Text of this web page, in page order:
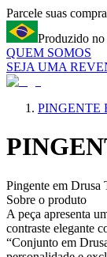
Parcele suas
Produzido
QUEM SOMOS
SEJA UMA
PINGENTE
Pingente em Drusa
Sobre o produto
A peça apresenta
contraste elegante
“Conjunto em